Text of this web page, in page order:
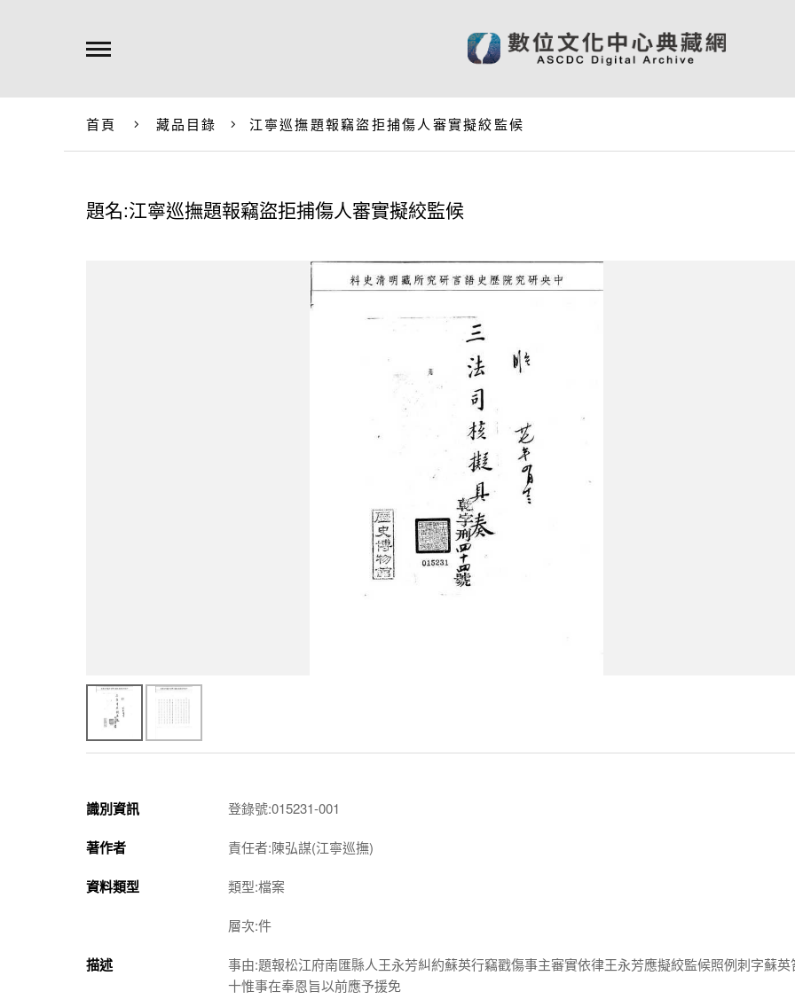
首頁 藏品目錄 江寧巡撫題報竊盜拒捕傷人審實擬絞監候
題名:江寧巡撫題報竊盜拒捕傷人審實擬絞監候
識別資訊 登錄號:015231-001
著作者 責任者:陳弘謀(江寧巡撫)
資料類型 類型:檔案
層次:件
描述
事由:題報松江府南匯縣人王永芳糾約蘇英行竊戳傷事主審實依律王永芳應擬絞監候照例刺字蘇英
十惟事在奉恩旨以前應予援免